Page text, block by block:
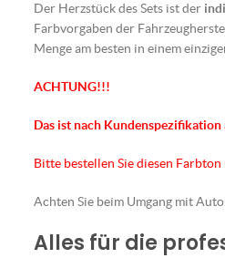
Der Herzstück des Sets ist der
Farbvorgaben der
Menge am besten in einem
ACHTUNG!!!
Das ist nach
Bitte bestellen Sie diesen
Achten Sie beim Umgang mit
Alles für die